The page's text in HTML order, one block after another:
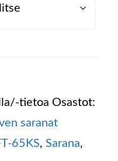
tietoa Osastot:
saranat
65KS,Sarana,